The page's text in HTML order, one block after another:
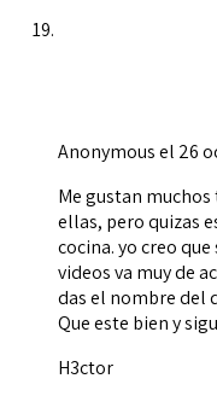
Anonymousel 26
Me gustan muchos
ellas, pero quizas
cocina. yo creo
videos va muy de
das el nombre del
Que este bien y
H3ctor